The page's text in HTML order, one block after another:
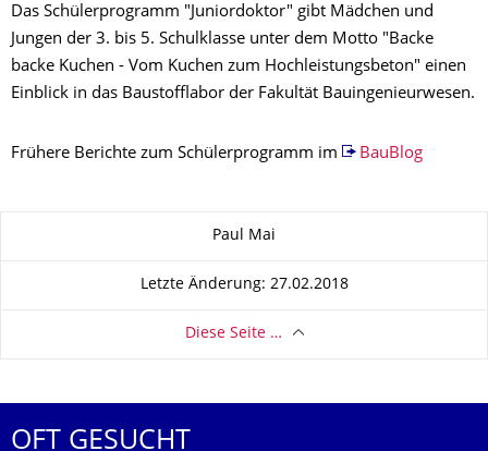
Das Schülerprogramm "Juniordoktor" gibt Mädchen und
Jungen der 3. bis 5. Schulklasse unter dem Motto "Backe
backe Kuchen - Vom Kuchen zum Hochleistungsbeton" einen
Einblick in das Baustofflabor der Fakultät Bauingenieurwesen.
Frühere Berichte zum Schülerprogramm im BauBlog
Paul Mai
Letzte Änderung: 27.02.2018
Diese Seite …
OFT GESUCHT